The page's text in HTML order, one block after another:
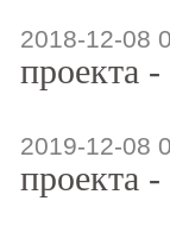
2018-12-08
проекта
2019-12-08
проекта